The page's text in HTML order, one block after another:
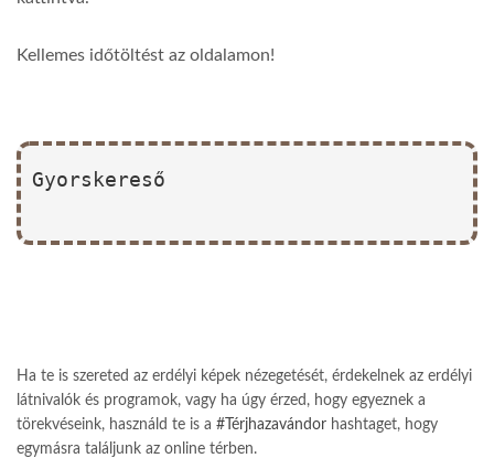
Kellemes időtöltést az oldalamon!
Gyorskereső
Ha te is szereted az erdélyi képek nézegetését, érdekelnek az erdélyi
látnivalók és programok, vagy ha úgy érzed, hogy egyeznek a
törekvéseink, használd te is a #Térjhazavándor hashtaget, hogy
egymásra találjunk az online térben.